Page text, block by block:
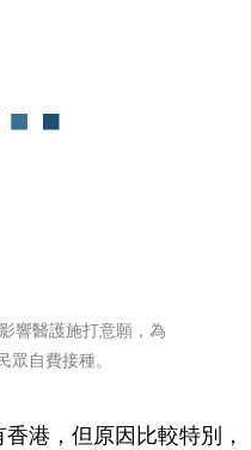
響醫護施打意願，為
自費接種。
港，但原因比較特別，